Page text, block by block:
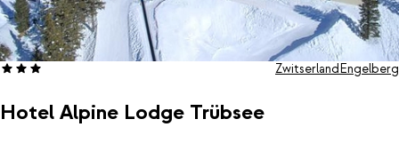
Hotel Alpine Lodge Trübsee
ZwitserlandEngelberg